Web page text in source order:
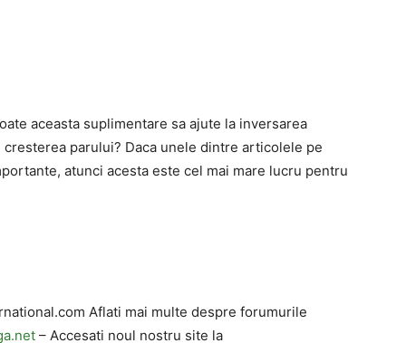
aceasta suplimentare sa ajute la inversarea
parului? Daca unele dintre articolele pe
atunci acesta este cel mai mare lucru pentru
Aflati mai multe despre forumurile
– Accesati noul nostru site la